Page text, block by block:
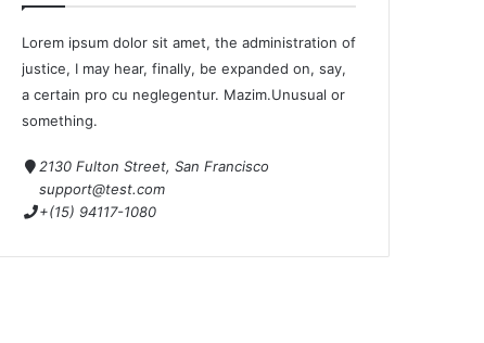
Lorem ipsum dolor sit amet, the administration of
justice, I may hear, finally, be expanded on, say,
a certain pro cu neglegentur. Mazim.Unusual or
something.
2130 Fulton Street, San Francisco
support@test.com
+(15) 94117-1080